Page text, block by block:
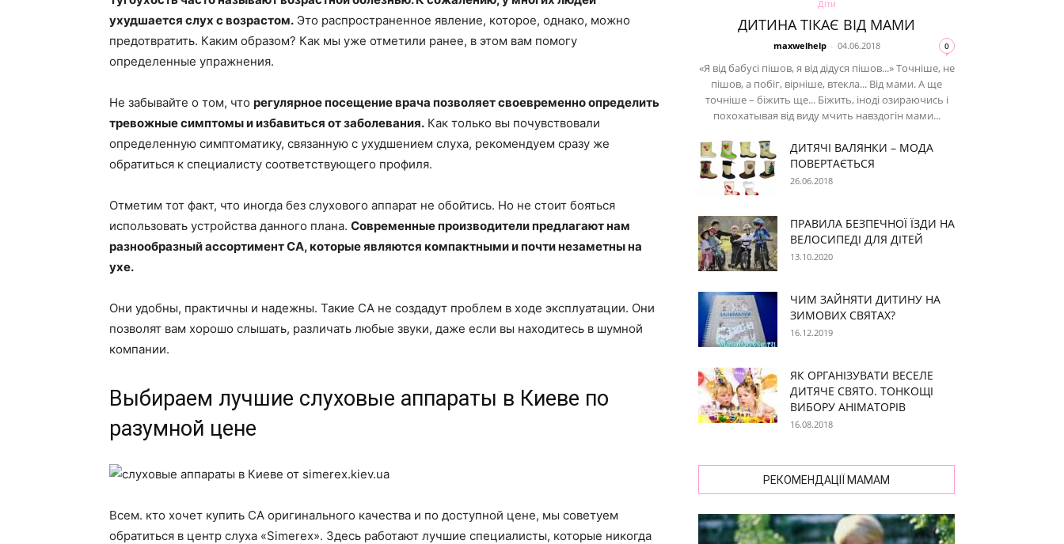
знаменитостей
ухудшается слух с возрастом. Это распространенное явление, которое, однако, можно
предотвратить. Каким образом? Как мы уже отметили ранее, в этом вам помогу
определенные упражнения.
Не забывайте о том, что регулярное посещение врача позволяет своевременно определить
тревожные симптомы и избавиться от заболевания. Как только вы почувствовали
определенную симптоматику, связанную с ухудшением слуха, рекомендуем сразу же
обратиться к специалисту соответствующего профиля.
Отметим тот факт, что иногда без слухового аппарат не обойтись. Но не стоит бояться
использовать устройства данного плана. Современные производители предлагают нам
разнообразный ассортимент СА, которые являются компактными и почти незаметны на
ухе.
Они удобны, практичны и надежны. Такие СА не создадут проблем в ходе эксплуатации. Они
позволят вам хорошо слышать, различать любые звуки, даже если вы находитесь в шумной
компании.
Выбираем лучшие слуховые аппараты в Киеве по
разумной цене
Всем. кто хочет купить СА оригинального качества и по доступной цене, мы советуем
обратиться в центр слуха «Simerex». Здесь работают лучшие специалисты, которые никогда
Діти
ДИТИНА ТІКАЄ ВІД МАМИ
maxwelhelp - 04.06.2018 0
«Я від бабусі пішов, я від дідуся пішов...» Точніше, не
пішов, а побіг, вірніше, втекла... Від мами. А ще
точніше – біжить ще... Біжить, іноді озираючись і
похохатывая від виду мчить навздогін мами...
ДИТЯЧІ ВАЛЯНКИ – МОДА
ПОВЕРТАЄТЬСЯ
26.06.2018
ПРАВИЛА БЕЗПЕЧНОЇ ЇЗДИ НА
ВЕЛОСИПЕДІ ДЛЯ ДІТЕЙ
13.10.2020
ЧИМ ЗАЙНЯТИ ДИТИНУ НА
ЗИМОВИХ СВЯТАХ?
16.12.2019
ЯК ОРГАНІЗУВАТИ ВЕСЕЛЕ
ДИТЯЧЕ СВЯТО. ТОНКОЩІ
ВИБОРУ АНІМАТОРІВ
16.08.2018
РЕКОМЕНДАЦІЇ МАМАМ